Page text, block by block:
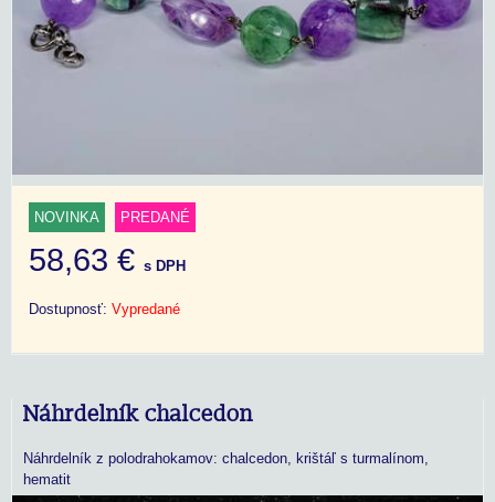
NOVINKA PREDANÉ
58,63 € s DPH
Dostupnosť: Vypredané
Náhrdelník chalcedon
Náhrdelník z polodrahokamov: chalcedon, krištáľ s turmalínom,
hematit